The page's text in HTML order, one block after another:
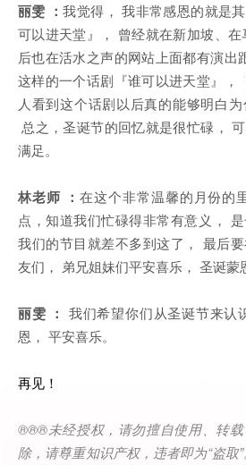
丽雯 ：我觉得， 我非常感恩的就是
可以进天堂』， 曾经就在新加坡、
后也在活水之声的网站上面都有演
这样的一个话剧『谁可以进天堂』，
人看到这个话剧以后真的能够明白为
总之，圣诞节的回忆就是很忙碌，
满足。
林老师 ： 在这个非常温馨的月份的
点，知道我们忙碌得非常有意义， 是
我们的节目就差不多到这了， 最后
友们， 弟兄姐妹们平安喜乐， 圣诞蒙
丽雯 ： 我们希望你们从圣诞节来认
恩， 平安喜乐。
再见！
®®®未经授权，请勿擅自使用、转
除，请尊重知识产权，违者即为“盗取”